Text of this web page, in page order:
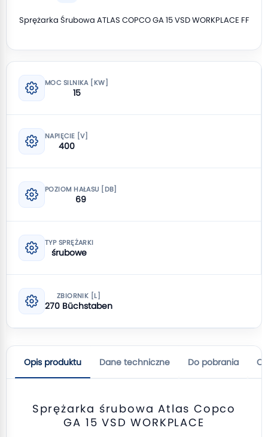
Sprężarka Śrubowa ATLAS COPCO GA 15 VSD WORKPLACE FF
MOC SILNIKA [KW]
15
NAPIĘCIE [V]
400
POZIOM HAŁASU [DB]
69
TYP SPRĘŻARKI
śrubowe
ZBIORNIK [L]
270 Büchstaben
Opis produktu Dane techniczne Do pobrania
Sprężarka śrubowa Atlas Copco
GA 15 VSD WORKPLACE